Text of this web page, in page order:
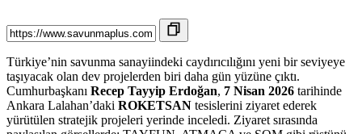
Türkiye’nin savunma sanayiindeki caydırıcılığını yeni bir seviyeye
taşıyacak olan dev projelerden biri daha gün yüzüne çıktı.
Cumhurbaşkanı Recep Tayyip Erdoğan, 7 Nisan 2026 tarihinde
Ankara Lalahan’daki ROKETSAN tesislerini ziyaret ederek
yürütülen stratejik projeleri yerinde inceledi. Ziyaret sırasında